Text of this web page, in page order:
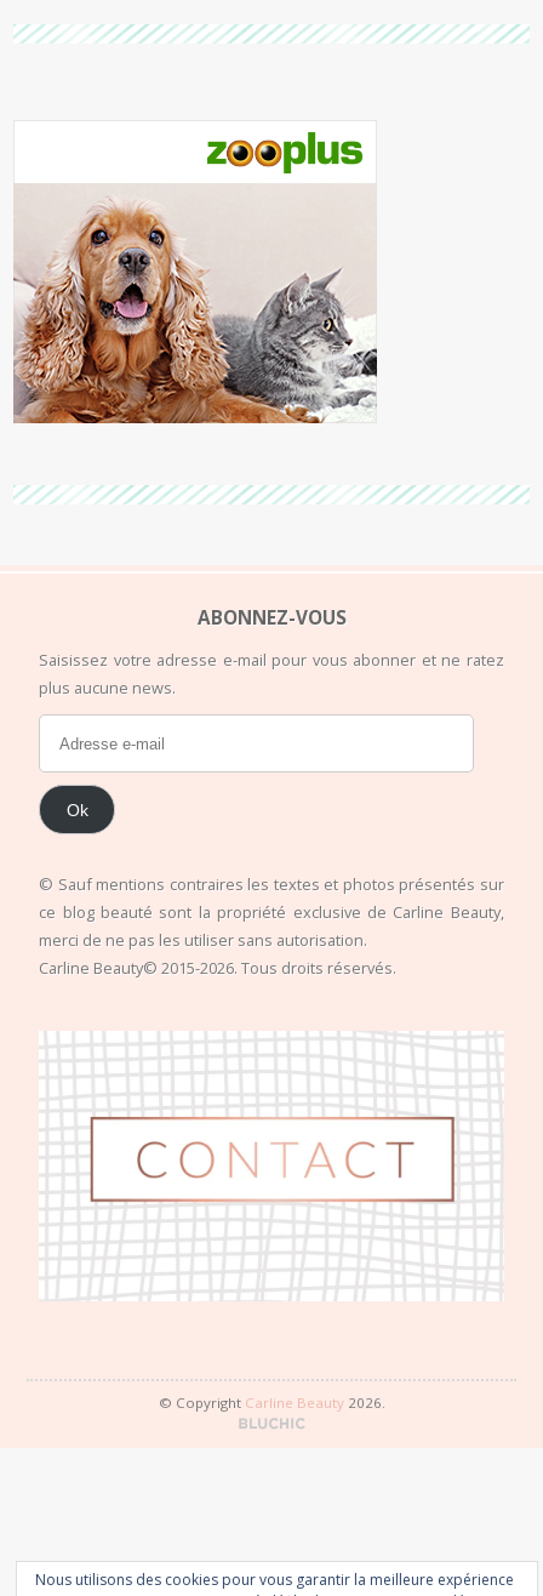
ABONNEZ-VOUS
Saisissez votre adresse e-mail pour vous abonner et ne ratez
plus aucune news.
Ok
© Sauf mentions contraires les textes et photos présentés sur
ce blog beauté sont la propriété exclusive de Carline Beauty,
merci de ne pas les utiliser sans autorisation.
Carline Beauty© 2015-2026. Tous droits réservés.
© Copyright Carline Beauty2026.
Nous utilisons des cookies pour vous garantir la meilleure expérience